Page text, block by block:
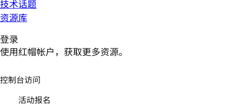
技术话题
资源库
登录
使用红帽帐户，获取更多资源。
控制台访问
活动报名